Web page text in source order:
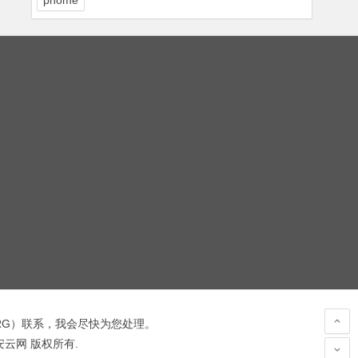
）联系，我会尽快为您处理。
网 版权所有.